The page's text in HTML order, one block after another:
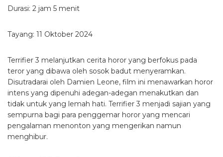
Durasi: 2 jam 5 menit
Tayang: 11 Oktober 2024
Terrifier 3 melanjutkan cerita horor yang berfokus pada
teror yang dibawa oleh sosok badut menyeramkan.
Disutradarai oleh Damien Leone, film ini menawarkan horor
intens yang dipenuhi adegan-adegan menakutkan dan
tidak untuk yang lemah hati. Terrifier 3 menjadi sajian yang
sempurna bagi para penggemar horor yang mencari
pengalaman menonton yang mengerikan namun
menghibur.